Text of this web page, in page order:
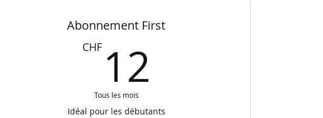
Abonnement First
CHF 12
Tous les mois
Idéal pour les débutants